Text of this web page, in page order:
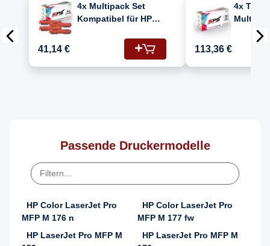
4x Multipack Set
Kompatibel für HP
MFP M 170 Series
(130A/CF351A,
CF353A, CF352A,
41,14 €
4x
Color
113,36 €
Passende Druckermodelle
HP Color LaserJet Pro
MFP M 176 n
HP Color LaserJet Pro
MFP M 177 fw
HP LaserJet Pro MFP M
HP LaserJet Pro MFP M